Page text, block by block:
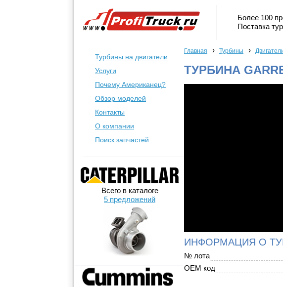
Более 100
Поставка
Турбины на двигатели
Услуги
Почему Американец?
Обзор моделей
Контакты
О компании
Поиск запчастей
Всего в каталоге
5 предложений
Главная › Турбины ›
ТУРБИНА
ИНФОРМАЦИЯ О
№ лота
OEM код